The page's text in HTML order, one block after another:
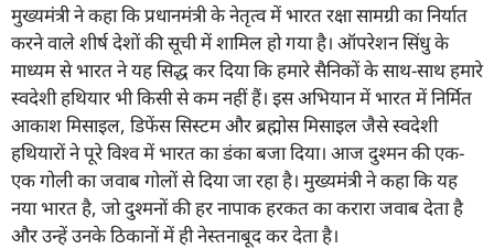
मुख्यमंत्री ने कहा कि प्रधानमंत्री के नेतृत्व में भारत रक्षा सामग्री का निर्यात
करने वाले शीर्ष देशों की सूची में शामिल हो गया है। ऑपरेशन सिंधु के
माध्यम से भारत ने यह सिद्ध कर दिया कि हमारे सैनिकों के साथ-साथ हमारे
स्वदेशी हथियार भी किसी से कम नहीं हैं। इस अभियान में भारत में निर्मित
आकाश मिसाइल, डिफेंस सिस्टम और ब्रह्मोस मिसाइल जैसे स्वदेशी
हथियारों ने पूरे विश्व में भारत का डंका बजा दिया। आज दुश्मन की एक-
एक गोली का जवाब गोलों से दिया जा रहा है। मुख्यमंत्री ने कहा कि यह
नया भारत है, जो दुश्मनों की हर नापाक हरकत का करारा जवाब देता है
और उन्हें उनके ठिकानों में ही नेस्तनाबूद कर देता है।